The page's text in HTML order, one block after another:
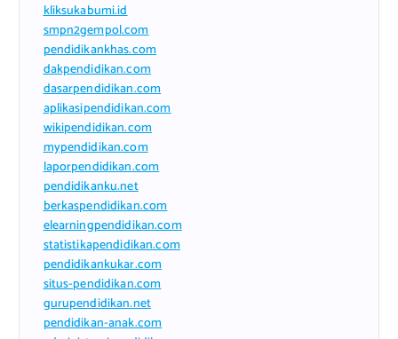
kliksukabumi.id
smpn2gempol.com
pendidikankhas.com
dakpendidikan.com
dasarpendidikan.com
aplikasipendidikan.com
wikipendidikan.com
mypendidikan.com
laporpendidikan.com
pendidikanku.net
berkaspendidikan.com
elearningpendidikan.com
statistikapendidikan.com
pendidikankukar.com
situs-pendidikan.com
gurupendidikan.net
pendidikan-anak.com